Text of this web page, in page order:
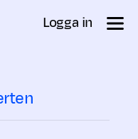
Logga in